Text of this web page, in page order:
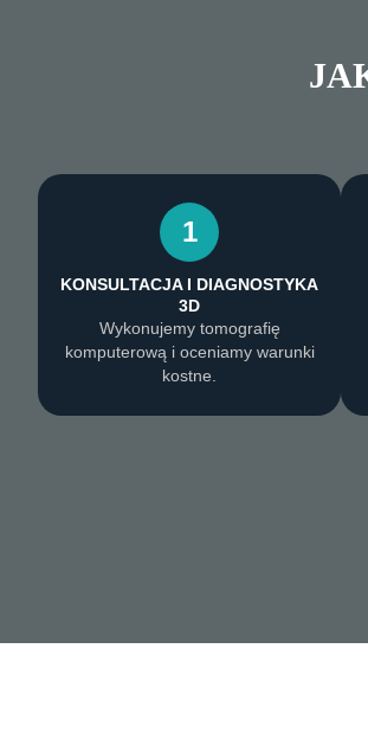
1
KONSULTACJA I DIAGNOSTYKA
3D
Wykonujemy tomografię
komputerową i oceniamy warunki
kostne.